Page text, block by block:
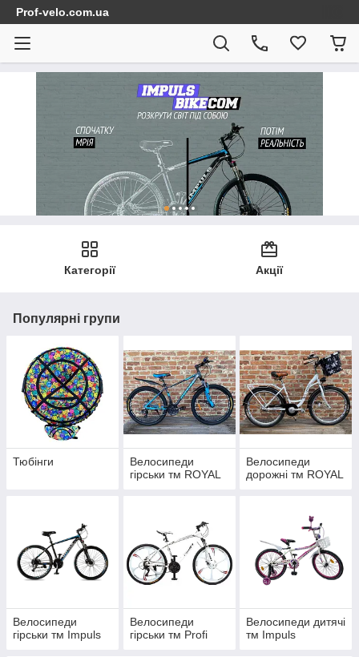
Prof-velo.com.ua
Категорії Акції
Популярні групи
Тюбінги
Велосипеди
гірськи тм ROYAL
Велосипеди
дорожні тм ROYAL
Велосипеди
гірськи тм Impuls
Велосипеди
гірськи тм Profi
Велосипеди дитячі
тм Impuls